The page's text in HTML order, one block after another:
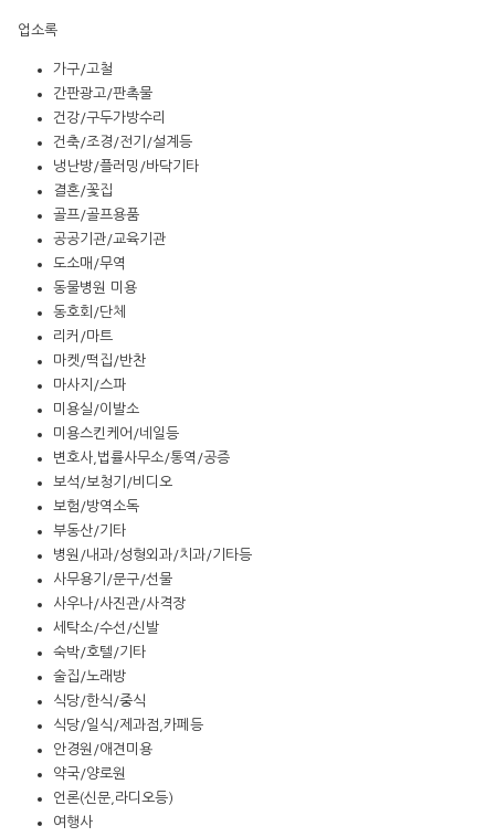
업소록
가구/고철
간판광고/판촉물
건강/구두가방수리
건축/조경/전기/설계등
냉난방/플러밍/바닥기타
결혼/꽃집
골프/골프용품
공공기관/교육기관
도소매/무역
동물병원 미용
동호회/단체
리커/마트
마켓/떡집/반찬
마사지/스파
미용실/이발소
미용스킨케어/네일등
변호사,법률사무소/통역/공증
보석/보청기/비디오
보험/방역소독
부동산/기타
병원/내과/성형외과/치과/기타등
사무용기/문구/선물
사우나/사진관/사격장
세탁소/수선/신발
숙박/호텔/기타
술집/노래방
식당/한식/중식
식당/일식/제과점,카페등
안경원/애견미용
약국/양로원
언론(신문,라디오등)
여행사